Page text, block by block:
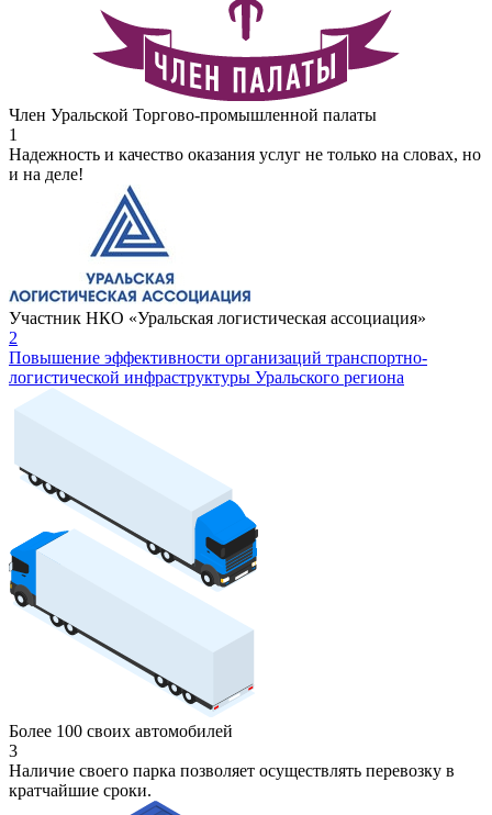
Член Уральской Торгово-промышленной палаты
1
Надежность и качество оказания услуг не только на словах, но
и на деле!
Участник НКО «Уральская логистическая ассоциация»
2
Повышение эффективности организаций транспортно-
логистической инфраструктуры Уральского региона
Более 100 своих автомобилей
3
Наличие своего парка позволяет осуществлять перевозку в
кратчайшие сроки.